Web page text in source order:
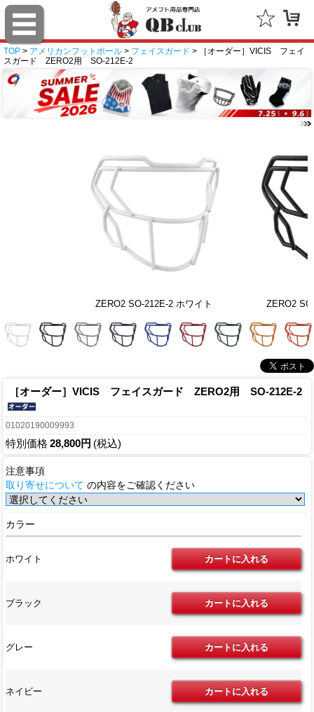
TOP > アメリカンフットボール > フェイスガード > ［オーダー］VICIS フェイ
スガード ZERO2用 SO-212E-2
ZERO2 SO-212E-2 ホワイト ZERO2
［オーダー］VICIS フェイスガード ZERO2用 SO-212E-2
01020190009993
特別価格 28,800円 (税込)
注意事項
取り寄せについて の内容をご確認ください
カラー
ホワイト
ブラック
グレー
ネイビー